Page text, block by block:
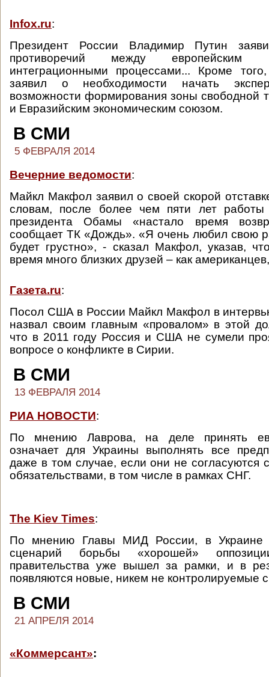
Infox.ru:
Президент России Владимир Путин
противоречий между европейским
интеграционными процессами... Кроме
заявил о необходимости начать
возможности формирования зоны свободной
и Евразийским экономическим союзом.
В СМИ
5 ФЕВРАЛЯ 2014
Вечерние ведомости:
Майкл Макфол заявил о своей скорой
словам, после более чем пяти лет работы
президента Обамы «настало время
сообщает ТК «Дождь». «Я очень любил свою
будет грустно», - сказал Макфол, указав,
время много близких друзей – как
Газета.ru:
Посол США в России Майкл Макфол в
назвал своим главным «провалом» в этой
что в 2011 году Россия и США не сумели
вопросе о конфликте в Сирии.
В СМИ
13 ФЕВРАЛЯ 2014
РИА НОВОСТИ:
По мнению Лаврова, на деле принять
означает для Украины выполнять все
даже в том случае, если они не
обязательствами, в том числе в рамках СНГ.
The Kiev Times:
По мнению Главы МИД России, в Украине
сценарий борьбы «хорошей»
правительства уже вышел за рамки, и в
появляются новые, никем не контролируемые
В СМИ
21 АПРЕЛЯ 2014
«Коммерсант»: